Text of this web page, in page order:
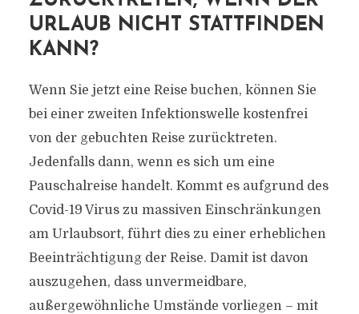
URLAUB NICHT STATTFINDEN
KANN?
Wenn Sie jetzt eine Reise buchen, können Sie
bei einer zweiten Infektionswelle kostenfrei
von der gebuchten Reise zurücktreten.
Jedenfalls dann, wenn es sich um eine
Pauschalreise handelt. Kommt es aufgrund des
Covid-19 Virus zu massiven Einschränkungen
am Urlaubsort, führt dies zu einer erheblichen
Beeinträchtigung der Reise. Damit ist davon
auszugehen, dass unvermeidbare,
außergewöhnliche Umstände vorliegen – mit